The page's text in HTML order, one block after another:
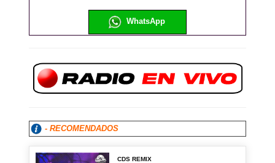
WhatsApp
- RECOMENDADOS
CDS REMIX